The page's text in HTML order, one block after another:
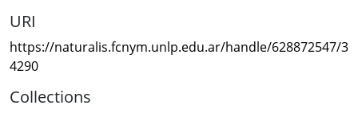
URI
https://naturalis.fcnym.unlp.edu.ar/handle/628872547/3
4290
Collections